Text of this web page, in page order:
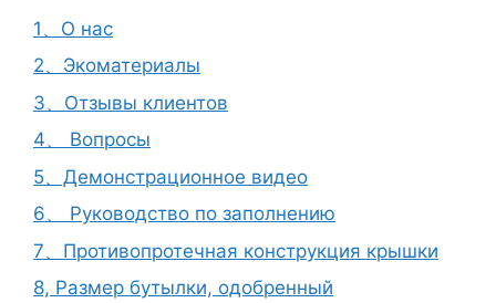
1、О нас
2、Экоматериалы
3、Отзывы клиентов
4、 Вопросы
5、Демонстрационное видео
6、 Руководство по заполнению
7、Противопротечная конструкция крышки
8, Размер бутылки, одобренный